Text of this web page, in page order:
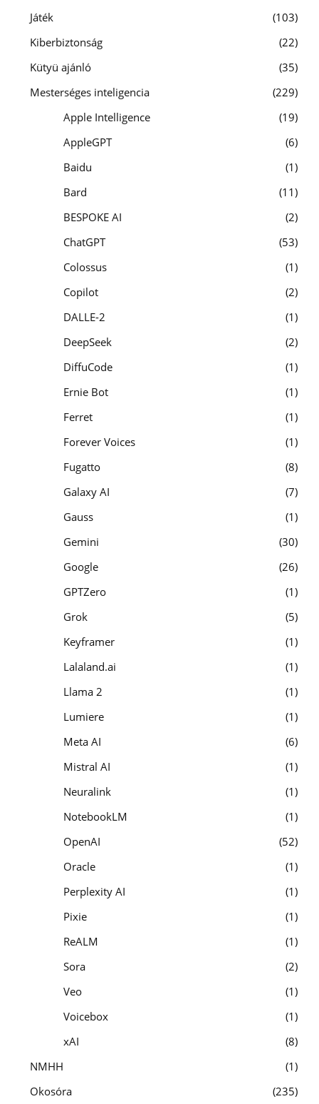
Játék
103
Kiberbiztonság
22
Kütyü ajánló
35
Mesterséges inteligencia
229
Apple Intelligence
19
AppleGPT
6
Baidu
1
Bard
11
BESPOKE AI
2
ChatGPT
53
Colossus
1
Copilot
2
DALLE-2
1
DeepSeek
2
DiffuCode
1
Ernie Bot
1
Ferret
1
Forever Voices
1
Fugatto
8
Galaxy AI
7
Gauss
1
Gemini
30
Google
26
GPTZero
1
Grok
5
Keyframer
1
Lalaland.ai
1
Llama 2
1
Lumiere
1
Meta AI
6
Mistral AI
1
Neuralink
1
NotebookLM
1
OpenAI
52
Oracle
1
Perplexity AI
1
Pixie
1
ReALM
1
Sora
2
Veo
1
Voicebox
1
xAI
8
NMHH
1
Okosóra
235